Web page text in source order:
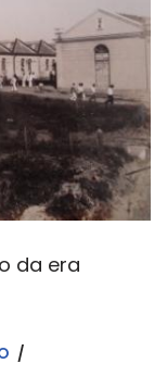
da era